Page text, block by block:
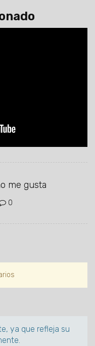
me gusta
0
ya que refleja su